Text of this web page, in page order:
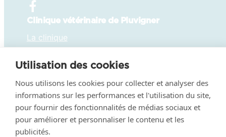
Utilisation des cookies
Nous utilisons les cookies pour collecter et analyser des
informations sur les performances et l'utilisation du site,
pour fournir des fonctionnalités de médias sociaux et
pour améliorer et personnaliser le contenu et les
publicités.
Clinique vétérinaire de Pluvigner
La clinique
Rendez-vous en ligne
Conditions générales de fonctionnement– Le Groupe de
Santé Animale du Blavet fait partie de la